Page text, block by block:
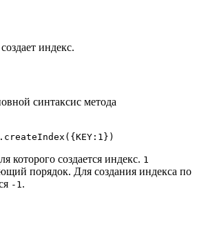
создает индекс.
синтаксис метода
которого создается индекс. 1
порядок. Для создания индекса по
-1 .